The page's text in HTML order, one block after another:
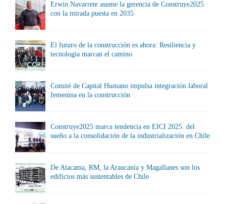
Erwin Navarrete asume la gerencia de Construye2025
con la mirada puesta en 2035
El futuro de la construcción es ahora: Resiliencia y
tecnología marcan el camino
Comité de Capital Humano impulsa integración laboral
femenina en la construcción
Construye2025 marca tendencia en EICI 2025: del
sueño a la consolidación de la industrialización en Chile
De Atacama, RM, la Araucanía y Magallanes son los
edificios más sustentables de Chile